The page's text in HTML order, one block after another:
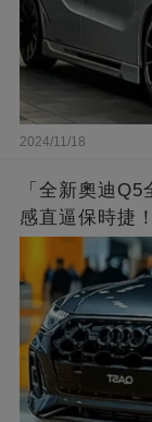
2024/11/18
「全新奧迪
感直逼保時捷！